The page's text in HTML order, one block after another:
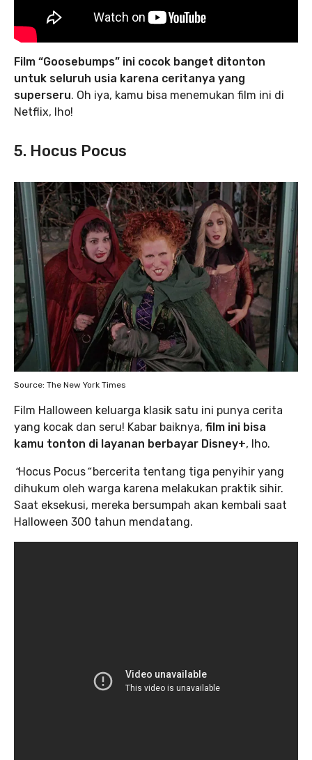
Film “Goosebumps” ini cocok banget ditonton
untuk seluruh usia karena ceritanya yang
superseru. Oh iya, kamu bisa menemukan film ini di
Netflix, lho!
5. Hocus Pocus
Source: The New York Times
Film Halloween keluarga klasik satu ini punya cerita
yang kocak dan seru! Kabar baiknya, film ini bisa
kamu tonton di layanan berbayar Disney+, lho.
“Hocus Pocus”bercerita tentang tiga penyihir yang
dihukum oleh warga karena melakukan praktik sihir.
Saat eksekusi, mereka bersumpah akan kembali saat
Halloween 300 tahun mendatang.